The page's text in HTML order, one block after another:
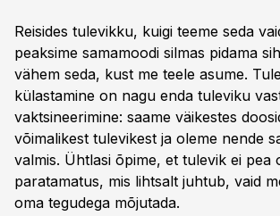
Reisides tulevikku, kuigi teeme seda
peaksime samamoodi silmas pidama
vähem seda, kust me teele asume.
külastamine on nagu enda tuleviku
vaktsineerimine: saame väikestes
võimalikest tulevikest ja oleme nende
valmis. Ühtlasi õpime, et tulevik ei pea
paratamatus, mis lihtsalt juhtub, vaid
oma tegudega mõjutada.